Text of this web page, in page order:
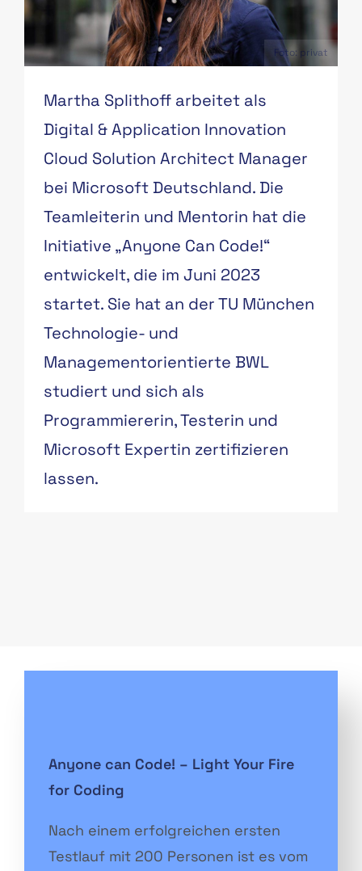
Foto: privat
Martha Splithoff arbeitet als
Digital & Application Innovation
Cloud Solution Architect Manager
bei Microsoft Deutschland. Die
Teamleiterin und Mentorin hat die
Initiative „Anyone Can Code!“
entwickelt, die im Juni 2023
startet. Sie hat an der TU München
Technologie- und
Managementorientierte BWL
studiert und sich als
Programmiererin, Testerin und
Microsoft Expertin zertifizieren
lassen.
Anyone can Code! – Light Your Fire
for Coding
Nach einem erfolgreichen ersten
Testlauf mit 200 Personen ist es vom